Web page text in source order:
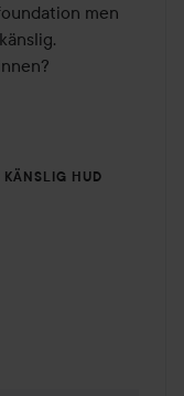
men
KÄNSLIG HUD